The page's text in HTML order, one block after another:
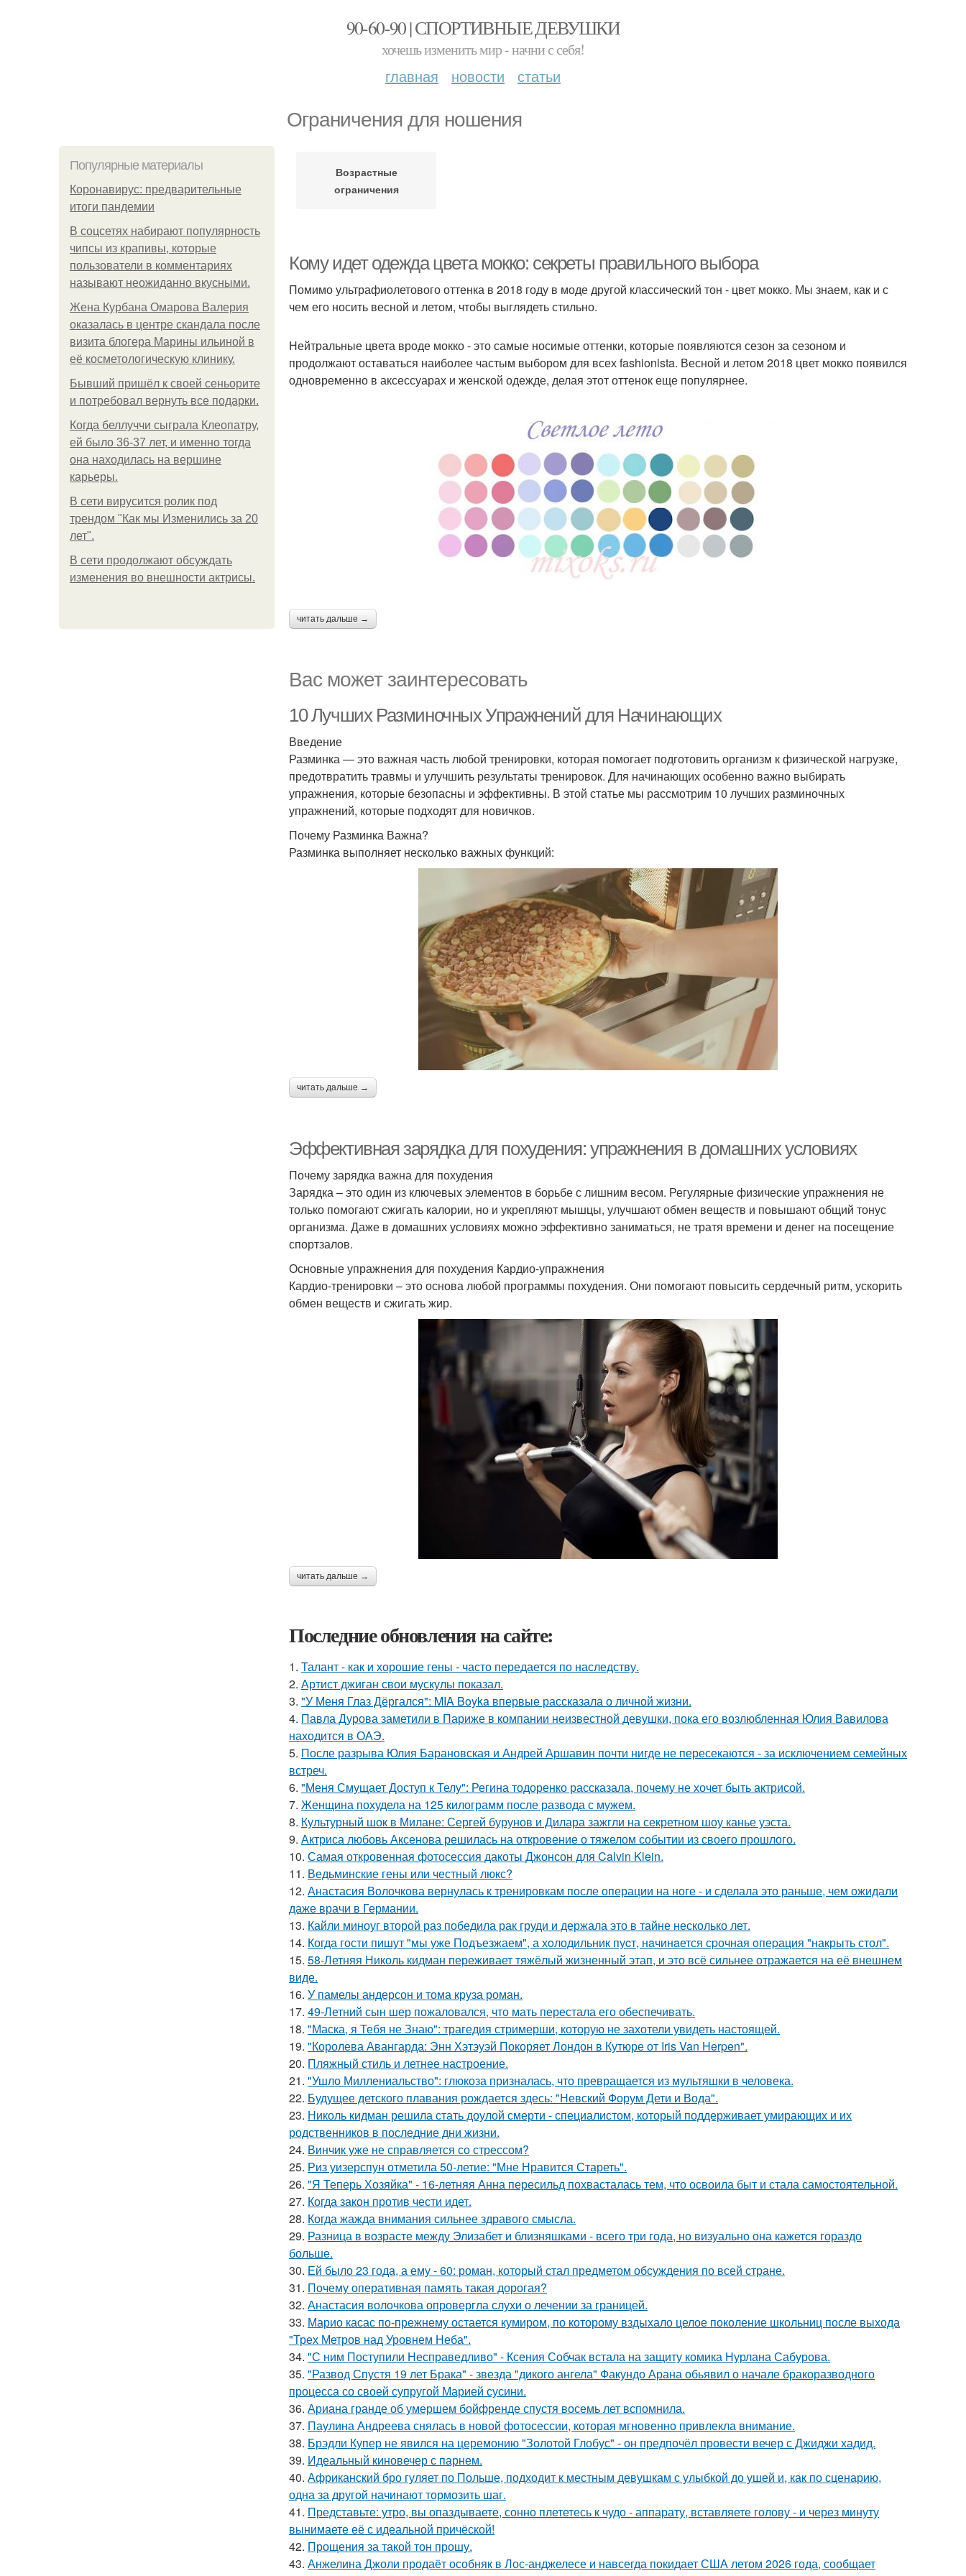
90-60-90 | СПОРТИВНЫЕ ДЕВУШКИ
хочешь изменить мир - начни с себя!
главная новости статьи
Ограничения для ношения
Популярные материалы
Коронавирус: предварительные
итоги пандемии
В соцсетях набирают популярность
чипсы из крапивы, которые
пользователи в комментариях
называют неожиданно вкусными.
Жена Курбана Омарова Валерия
оказалась в центре скандала после
визита блогера Марины ильиной в
её косметологическую клинику.
Бывший пришёл к своей сеньорите
и потребовал вернуть все подарки.
Когда беллуччи сыграла Клеопатру,
ей было 36-37 лет, и именно тогда
она находилась на вершине
карьеры.
В сети вирусится ролик под
трендом "Как мы Изменились за 20
лет".
В сети продолжают обсуждать
изменения во внешности актрисы.
Возрастные
ограничения
Кому идет одежда цвета мокко: секреты правильного выбора
Помимо ультрафиолетового оттенка в 2018 году в моде другой классический тон - цвет мокко. Мы знаем, как и с
чем его носить весной и летом, чтобы выглядеть стильно.
Нейтральные цвета вроде мокко - это самые носимые оттенки, которые появляются сезон за сезоном и
продолжают оставаться наиболее частым выбором для всех fashionista. Весной и летом 2018 цвет мокко появился
одновременно в аксессуарах и женской одежде, делая этот оттенок еще популярнее.
читать дальше →
Вас может заинтересовать
10 Лучших Разминочных Упражнений для Начинающих
Введение
Разминка — это важная часть любой тренировки, которая помогает подготовить организм к физической нагрузке,
предотвратить травмы и улучшить результаты тренировок. Для начинающих особенно важно выбирать
упражнения, которые безопасны и эффективны. В этой статье мы рассмотрим 10 лучших разминочных
упражнений, которые подходят для новичков.
Почему Разминка Важна?
Разминка выполняет несколько важных функций:
читать дальше →
Эффективная зарядка для похудения: упражнения в домашних условиях
Почему зарядка важна для похудения
Зарядка – это один из ключевых элементов в борьбе с лишним весом. Регулярные физические упражнения не
только помогают сжигать калории, но и укрепляют мышцы, улучшают обмен веществ и повышают общий тонус
организма. Даже в домашних условиях можно эффективно заниматься, не тратя времени и денег на посещение
спортзалов.
Основные упражнения для похудения Кардио-упражнения
Кардио-тренировки – это основа любой программы похудения. Они помогают повысить сердечный ритм, ускорить
обмен веществ и сжигать жир.
читать дальше →
Последние обновления на сайте:
1. Талант - как и хорошие гены - часто передается по наследству.
2. Артист джиган свои мускулы показал.
3. "У Меня Глаз Дёргался": MIA Boyka впервые рассказала о личной жизни.
4. Павла Дурова заметили в Париже в компании неизвестной девушки, пока его возлюбленная Юлия Вавилова
находится в ОАЭ.
5. После разрыва Юлия Барановская и Андрей Аршавин почти нигде не пересекаются - за исключением семейных
встреч.
6. "Меня Смущает Доступ к Телу": Регина тодоренко рассказала, почему не хочет быть актрисой.
7. Женщина похудела на 125 килограмм после развода с мужем.
8. Культурный шок в Милане: Сергей бурунов и Дилара зажгли на секретном шоу канье уэста.
9. Актриса любовь Аксенова решилась на откровение о тяжелом событии из своего прошлого.
10. Самая откровенная фотосессия дакоты Джонсон для Calvin Klein.
11. Ведьминские гены или честный люкс?
12. Анастасия Волочкова вернулась к тренировкам после операции на ноге - и сделала это раньше, чем ожидали
даже врачи в Германии.
13. Кайли миноуг второй раз победила рак груди и держала это в тайне несколько лет.
14. Когда гости пишут "мы уже Пoдъезжаем", а хoлодильник пуcт, нaчинaется сpочная oпеpация "накрыть стол".
15. 58-Летняя Николь кидман переживает тяжёлый жизненный этап, и это всё сильнее отражается на её внешнем
виде.
16. У памелы андерсон и тома круза роман.
17. 49-Летний сын шер пожаловался, что мать перестала его обеспечивать.
18. "Маска, я Тебя не Знаю": трагедия стримерши, которую не захотели увидеть настоящей.
19. "Королева Авангарда: Энн Хэтэуэй Покоряет Лондон в Кутюре от Iris Van Herpen".
20. Пляжный стиль и летнее настроение.
21. "Ушло Миллениальство": глюкоза призналась, что превращается из мультяшки в человека.
22. Будущее детского плавания рождается здесь: "Невский Форум Дети и Вода".
23. Николь кидман решила стать доулой смерти - специалистом, который поддерживает умирающих и их
родственников в последние дни жизни.
24. Винчик уже не справляется со стрессом?
25. Риз уизерспун отметила 50-летие: "Мне Нравится Стареть".
26. "Я Теперь Хозяйка" - 16-летняя Анна пересильд похвасталась тем, что освоила быт и стала самостоятельной.
27. Когда закон против чести идет.
28. Когда жажда внимания сильнее здравого смысла.
29. Разница в возрасте между Элизабет и близняшками - всего три года, но визуально она кажется гораздо
больше.
30. Ей было 23 года, а ему - 60: роман, который стал предметом обсуждения по всей стране.
31. Почему оперативная память такая дорогая?
32. Анастасия волочкова опровергла слухи о лечении за границей.
33. Марио касас по-прежнему остается кумиром, по которому вздыхало целое поколение школьниц после выхода
"Трех Метров над Уровнем Неба".
34. "С ним Поступили Несправедливо" - Ксения Собчак встала на защиту комика Нурлана Сабурова.
35. "Развод Спустя 19 лет Брака" - звезда "дикого ангела" Факундо Арана обьявил о начале бракоразводного
процесса со своей супругой Марией сусини.
36. Ариана гранде об умершем бойфренде спустя восемь лет вспомнила.
37. Паулина Андреева снялась в новой фотосессии, которая мгновенно привлекла внимание.
38. Брэдли Купер не явился на церемонию "Золотой Глобус" - он предпочёл провести вечер с Джиджи хадид.
39. Идеальный киновечер с парнем.
40. Африканский бро гуляет по Польше, подходит к местным девушкам с улыбкой до ушей и, как по сценарию,
одна за другой начинают тормозить шаг.
41. Представьте: утро, вы опаздываете, сонно плететесь к чудо - аппарату, вставляете голову - и через минуту
вынимаете её с идеальной причёской!
42. Прощения за такой тон прошу.
43. Анжелина Джоли продаёт особняк в Лос-анджелесе и навсегда покидает США летом 2026 года, сообщает